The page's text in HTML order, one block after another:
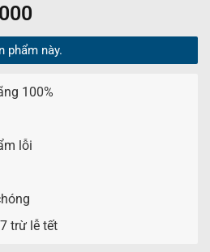
phẩm này.
100%
lỗi
trừ lễ tết